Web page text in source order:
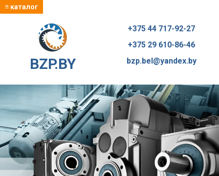
≡ каталог
BZP.BY
+375 44 717-92-27
+375 29 610-86-46
bzp.bel@yandex.by